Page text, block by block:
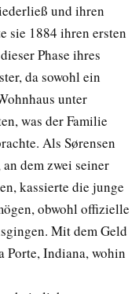
und ihren
sie 1884 ihren ersten
Phase ihres
da sowohl ein
unter
was der Familie
Als Sørensen
dem zwei seiner
kassierte die junge
obwohl offizielle
Mit dem Geld
Porte, Indiana, wohin